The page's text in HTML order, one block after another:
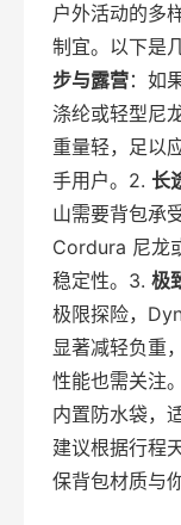
户外活动的多
制宜。以下是
步与露营：如
涤纶或轻型尼
重量轻，足以
手用户。2. 长
山需要背包承
Cordura 尼龙
稳定性。3. 极
极限探险，
显著减轻负重
性能也需关注
内置防水袋，
建议根据行程
保背包材质与